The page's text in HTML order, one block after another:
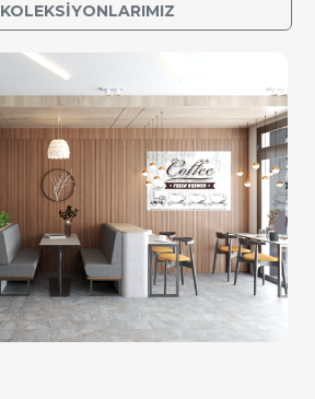
KOLEKSİYONLARIMIZ